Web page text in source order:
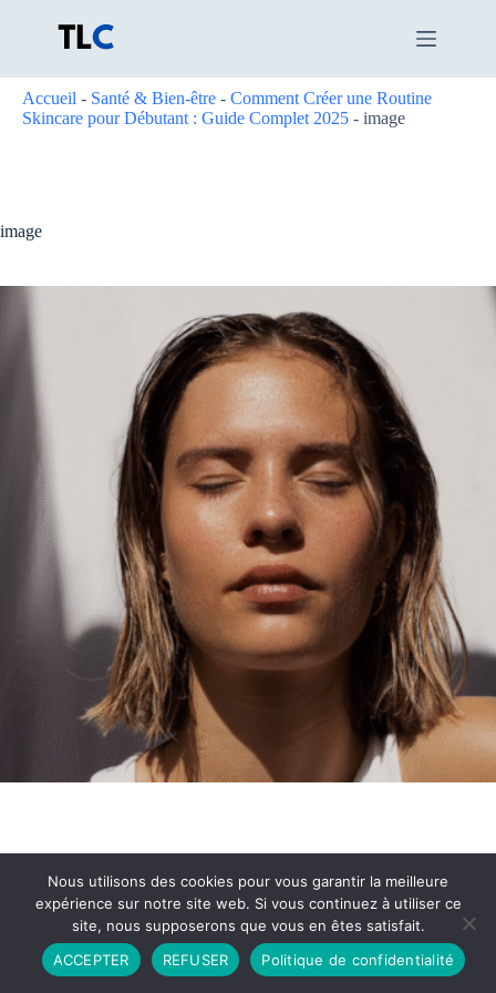
Accueil - Santé & Bien-être - Comment Créer une Routine
Skincare pour Débutant : Guide Complet 2025 - image
image
Partenariat Contact
Politique de Confidentialité
CGU
Copyright © 2026 - Propulsé par DIEUDUDIABLE
Nous utilisons des cookies pour vous garantir la meilleure
expérience sur notre site web. Si vous continuez à utiliser ce
site, nous supposerons que vous en êtes satisfait.
ACCEPTER
REFUSER Politique de confidentialité